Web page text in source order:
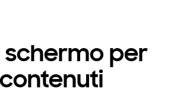
schermo per